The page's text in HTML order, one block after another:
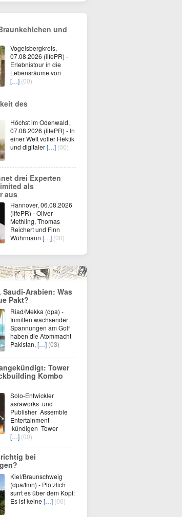
und
Vogelsbergkreis,
07.08.2026 (lifePR) -
Erlebnistour in die
Lebensräume von
[…] (00)
des
Höchst im Odenwald,
07.08.2026 (lifePR) - In
einer Welt voller Hektik
und digitaler[…] (00)
drei Experten
als
aus
Hannover, 06.08.2026
(lifePR) - Oliver
Methling, Thomas
Reichert und Finn
Wührmann […] (00)
Saudi-Arabien: Was
Pakt?
Riad/Mekka (dpa) -
Inmitten wachsender
Spannungen am Golf
haben die Atommacht
Pakistan, […] (03)
Tower
Kombo
Solo-Entwickler
asraworks und
Publisher Assemble
Entertainment
kündigen Tower
[…] (00)
bei
Kiel/Braunschweig
(dpa/tmn) - Plötzlich
surrt es über dem Kopf:
Es ist keine […] (00)